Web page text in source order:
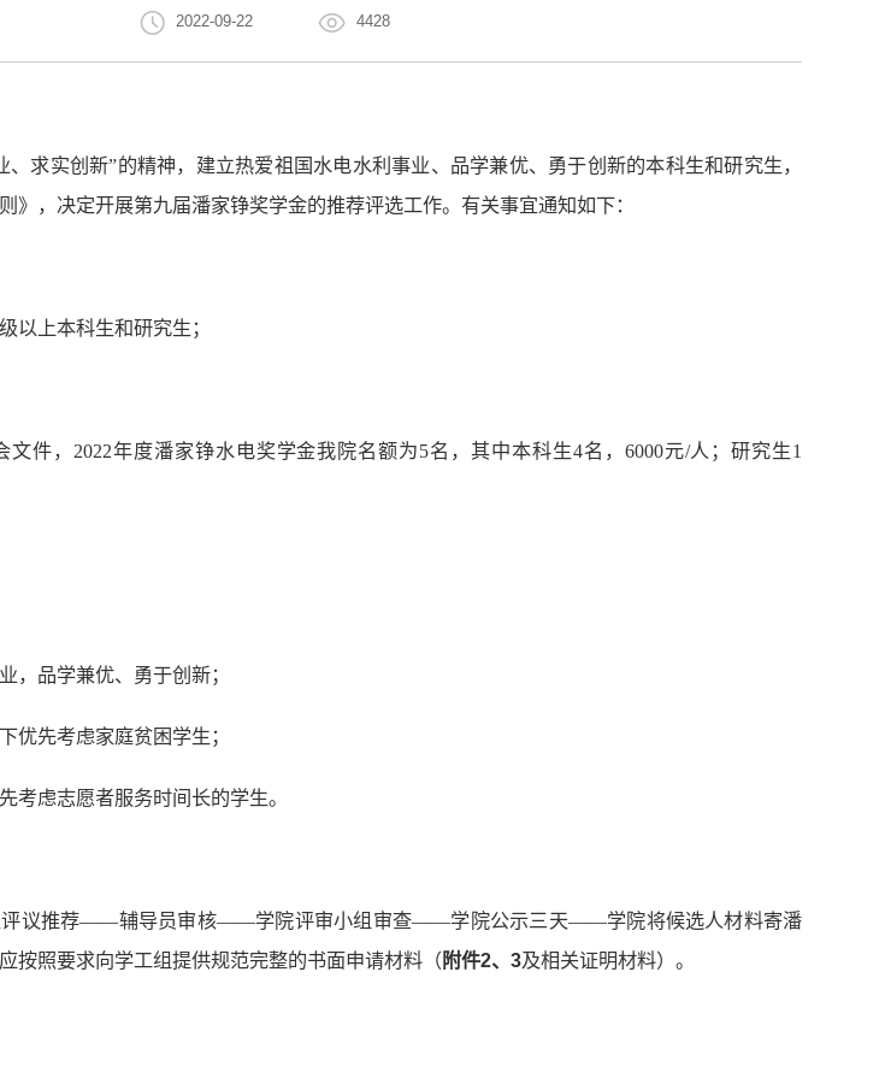
2022-09-22 4428
、求实创新”的精神，建立热爱祖国水电水利事业、品学兼优、勇于创新的本科生和研究生，
》，决定开展第九届潘家铮奖学金的推荐评选工作。有关事宜通知如下：
以上本科生和研究生；
件，2022年度潘家铮水电奖学金我院名额为5名，其中本科生4名，6000元/人；研究生1
，品学兼优、勇于创新；
优先考虑家庭贫困学生；
考虑志愿者服务时间长的学生。
议推荐——辅导员审核——学院评审小组审查——学院公示三天——学院将候选人材料寄潘
按照要求向学工组提供规范完整的书面申请材料（ 附件2、3及相关证明材料）。